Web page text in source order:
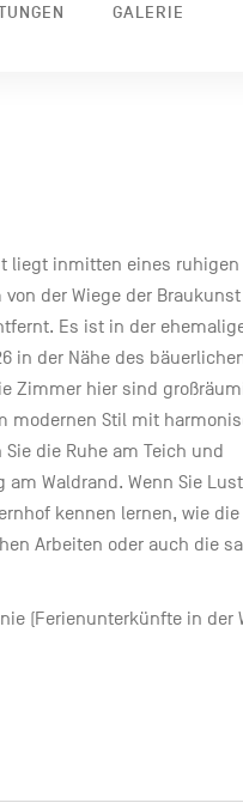
GALERIE
liegt inmitten eines ruhigen
der Wiege der
Es ist in der
in der Nähe des
Zimmer hier sind
modernen Stil mit
die Ruhe am Teich und
Waldrand. Wenn Sie
kennen lernen, wie
Arbeiten oder auch die
(Ferienunterkünfte in der